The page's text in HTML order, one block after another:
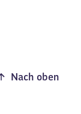
Nach oben